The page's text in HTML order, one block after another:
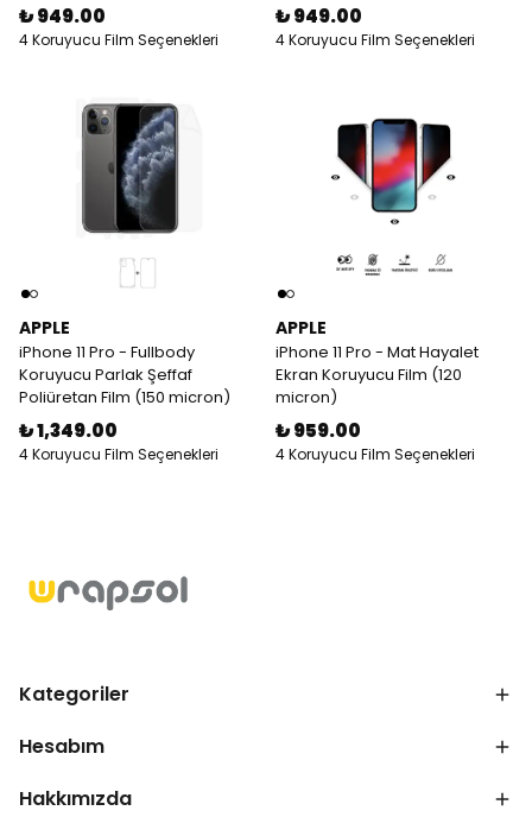
₺ 949.00
4 Koruyucu Film Seçenekleri
₺ 949.00
4 Koruyucu Film Seçenekleri
APPLE
iPhone 11 Pro - Fullbody
Koruyucu Parlak Şeffaf
Poliüretan Film (150 micron)
₺ 1,349.00
4 Koruyucu Film Seçenekleri
APPLE
iPhone 11 Pro - Mat Hayalet
Ekran Koruyucu Film (120
micron)
₺ 959.00
4 Koruyucu Film Seçenekleri
Kategoriler
Hesabım
Hakkımızda